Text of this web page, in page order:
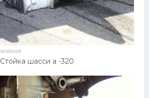
Стойка шасси а -320